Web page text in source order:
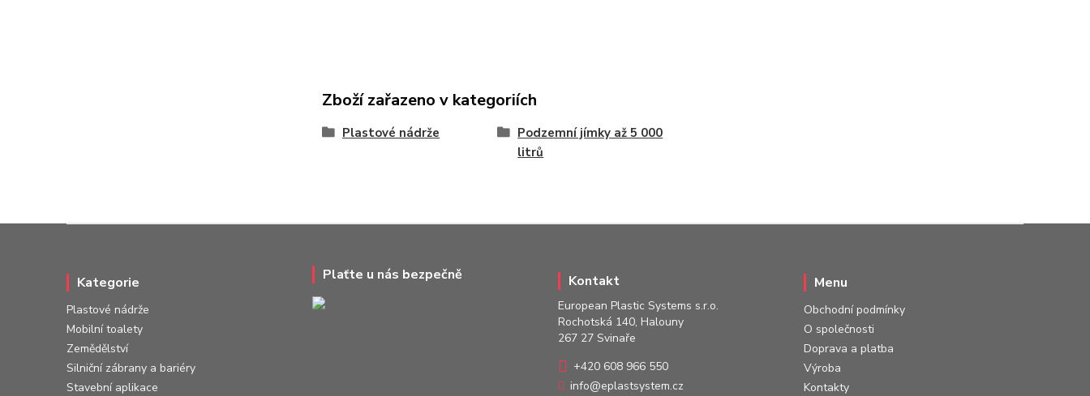
Zboží zařazeno v kategoriích
Plastové nádrže
Podzemní jímky až 5 000
litrů
Kategorie
Plastové nádrže
Mobilní toalety
Zemědělství
Silniční zábrany a bariéry
Stavební aplikace
Plaťte u nás bezpečně Kontakt
European Plastic Systems s.r.o.
Rochotská 140, Halouny
267 27 Svinaře
+420 608 966 550
info@eplastsystem.cz
Menu
Obchodní podmínky
O společnosti
Doprava a platba
Výroba
Kontakty